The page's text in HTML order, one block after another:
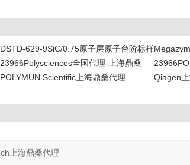
DSTD-629-9SiC/0.75原子层原子台阶标样
23966Polysciences全国代理-上海鼎桑
POLYMUN Scientific上海鼎桑代理
Qiagen